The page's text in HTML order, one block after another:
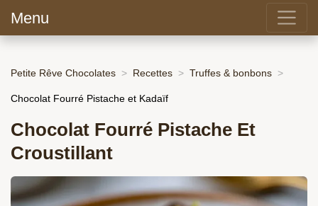
Menu
Petite Rêve Chocolates Recettes Truffes & bonbons
Chocolat Fourré Pistache et Kadaïf
Chocolat Fourré Pistache Et
Croustillant